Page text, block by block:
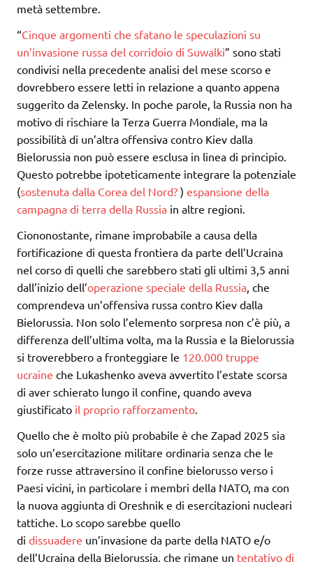
metà settembre.
“Cinque argomenti che sfatano le speculazioni su
un’invasione russa del corridoio di Suwalki” sono stati
condivisi nella precedente analisi del mese scorso e
dovrebbero essere letti in relazione a quanto appena
suggerito da Zelensky. In poche parole, la Russia non ha
motivo di rischiare la Terza Guerra Mondiale, ma la
possibilità di un’altra offensiva contro Kiev dalla
Bielorussia non può essere esclusa in linea di principio.
Questo potrebbe ipoteticamente integrare la potenziale
(sostenuta dalla Corea del Nord? ) espansione della
campagna di terra della Russia in altre regioni.
Ciononostante, rimane improbabile a causa della
fortificazione di questa frontiera da parte dell’Ucraina
nel corso di quelli che sarebbero stati gli ultimi 3,5 anni
dall’inizio dell’operazione speciale della Russia , che
comprendeva un’offensiva russa contro Kiev dalla
Bielorussia. Non solo l’elemento sorpresa non c’è più, a
differenza dell’ultima volta, ma la Russia e la Bielorussia
si troverebbero a fronteggiare le 120.000 truppe
ucraine che Lukashenko aveva avvertito l’estate scorsa
di aver schierato lungo il confine, quando aveva
giustificato il proprio rafforzamento
Quello che è molto più probabile è che Zapad 2025 sia
solo un’esercitazione militare ordinaria senza che le
forze russe attraversino il confine bielorusso verso i
Paesi vicini, in particolare i membri della NATO, ma con
la nuova aggiunta di Oreshnik e di esercitazioni nucleari
tattiche. Lo scopo sarebbe quello
di dissuadere un’invasione da parte della NATO e/o
dell’Ucraina della Bielorussia, che rimane un tentativo di